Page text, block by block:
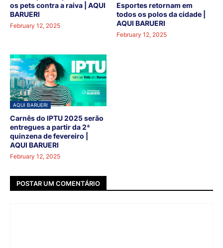
os pets contra a raiva | AQUI
BARUERI
February 12, 2025
Esportes retornam em
todos os polos da cidade |
AQUI BARUERI
February 12, 2025
AQUI BARUERI
Carnês do IPTU 2025 serão
entregues a partir da 2ª
quinzena de fevereiro |
AQUI BARUERI
February 12, 2025
POSTAR UM COMENTÁRIO